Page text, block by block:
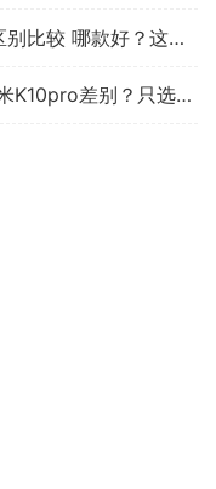
经验解析德尔玛dx900个dx700区别比较 哪款好？这样选不盲目
「评价性价比」顺造z11max和小米K10pro差别？只选对的不选贵的